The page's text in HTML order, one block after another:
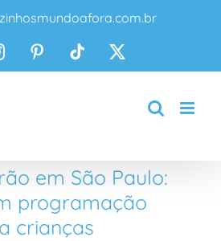
InstagramPinterestTiktok
em São Paulo:
programação
crianças